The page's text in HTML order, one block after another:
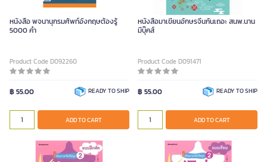
หนังสือ พจนานุกรมศัพท์อังกฤษต้องรู้
5000 คำ
Product Code D092260
฿ 55.00 READY TO SHIP
ADD TO CART
หนังสือมาเขียนอักษรจีนกันเถอะ สนพ.นาน
มีบุ๊คส์
Product Code D091471
฿ 55.00 READY TO SHIP
ADD TO CART